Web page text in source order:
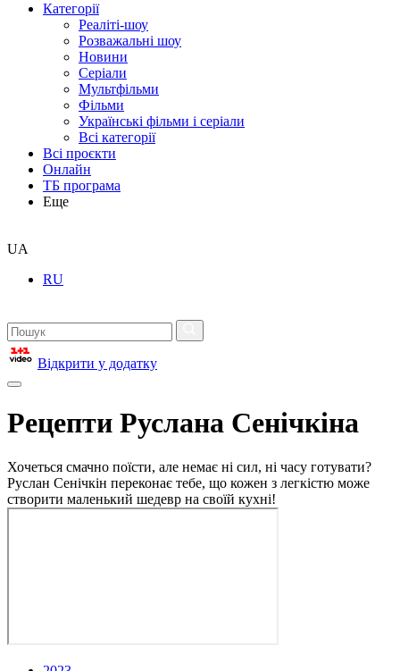
Категорії
Реаліті-шоу
Розважальні шоу
Новини
Серіали
Мультфільми
Фільми
Українські фільми і серіали
Всі категорії
Всі проєкти
Онлайн
ТБ програма
Еще
UA
RU
Відкрити у додатку
Рецепти Руслана Сенічкіна
Хочеться смачно поїсти, але немає ні сил, ні часу готувати?
Руслан Сенічкін переконає тебе, що кожен з легкістю може
створити маленький шедевр на своїй кухні!